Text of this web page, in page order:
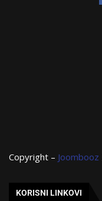
Copyright – Joombooz
KORISNI LINKOVI